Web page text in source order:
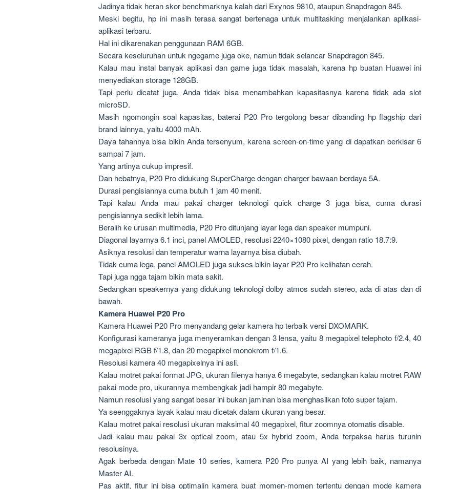
Jadinya tidak heran skor benchmarknya kalah dari Exynos 9810, ataupun Snapdragon 845.
Meski begitu, hp ini masih terasa sangat bertenaga untuk multitasking menjalankan aplikasi-
aplikasi terbaru.
Hal ini dikarenakan penggunaan RAM 6GB.
Secara keseluruhan untuk ngegame juga oke, namun tidak selancar Snapdragon 845.
Kalau mau instal banyak aplikasi dan game juga tidak masalah, karena hp buatan Huawei ini
menyediakan storage 128GB.
Tapi perlu dicatat juga, Anda tidak bisa menambahkan kapasitasnya karena tidak ada slot
microSD.
Masih ngomongin soal kapasitas, baterai P20 Pro tergolong besar dibanding hp flagship dari
brand lainnya, yaitu 4000 mAh.
Daya tahannya bisa bikin Anda tersenyum, karena screen-on-time yang di dapatkan berkisar 6
sampai 7 jam.
Yang artinya cukup impresif.
Dan hebatnya, P20 Pro didukung SuperCharge dengan charger bawaan berdaya 5A.
Durasi pengisiannya cuma butuh 1 jam 40 menit.
Tapi kalau Anda mau pakai charger teknologi quick charge 3 juga bisa, cuma durasi
pengisiannya sedikit lebih lama.
Beralih ke urusan multimedia, P20 Pro ditunjang layar lega dan speaker mumpuni.
Diagonal layarnya 6.1 inci, panel AMOLED, resolusi 2240×1080 pixel, dengan ratio 18.7:9.
Asiknya resolusi dan temperatur warna layarnya bisa diubah.
Tidak cuma lega, panel AMOLED juga sukses bikin layar P20 Pro kelihatan cerah.
Tapi juga ngga tajam bikin mata sakit.
Sedangkan speakernya yang didukung teknologi dolby atmos sudah stereo, ada di atas dan di
bawah.
Kamera Huawei P20 Pro
Kamera Huawei P20 Pro menyandang gelar kamera hp terbaik versi DXOMARK.
Konfigurasi kameranya juga menyeramkan dengan 3 lensa, yaitu 8 megapixel telephoto f/2.4, 40
megapixel RGB f/1.8, dan 20 megapixel monokrom f/1.6.
Resolusi kamera 40 megapixelnya ini asli.
Kalau motret pakai format JPG, ukuran filenya hanya 6 megabyte, sedangkan kalau motret RAW
pakai mode pro, ukurannya membengkak jadi hampir 80 megabyte.
Namun resolusi yang sangat besar ini bukan jaminan bisa menghasilkan foto super tajam.
Ya seenggaknya layak kalau mau dicetak dalam ukuran yang besar.
Kalau motret pakai resolusi ukuran maksimal 40 megapixel, fitur zoomnya otomatis disable.
Jadi kalau mau pakai 3x optical zoom, atau 5x hybrid zoom, Anda terpaksa harus turunin
resolusinya.
Agak berbeda dengan Mate 10 series, kamera P20 Pro punya AI yang lebih baik, namanya
Master AI.
Pas aktif, fitur ini bisa optimalin kamera buat momen-momen tertentu dengan mode kamera